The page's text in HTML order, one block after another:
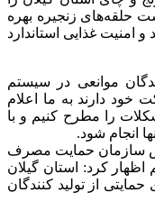
حلقه‌های زنجیره بهره
امنیت غذایی استاندارد
موانعی در سیستم
دارند به ما اعلام
را مطرح کنیم و با
انجام شود.
سازمان حمایت مصرف
اظهار کرد: استان گیلان
از تولید کنندگان